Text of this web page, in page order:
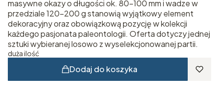
masywne okazy o długości ok. 80–100 mm i wadze w
przedziale 120–200 g stanowią wyjątkowy element
dekoracyjny oraz obowiązkową pozycję w kolekcji
każdego pasjonata paleontologii. Oferta dotyczy jednej
sztuki wybieranej losowo z wyselekcjonowanej partii.
duża ilość
Dodaj do koszyka